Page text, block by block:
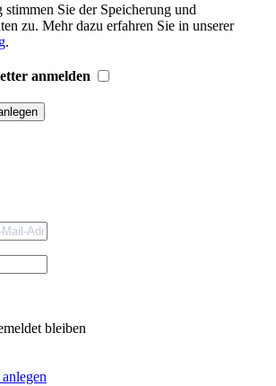
Sie der Speicherung und
zu. Mehr dazu erfahren Sie in unserer
.
anmelden
bleiben